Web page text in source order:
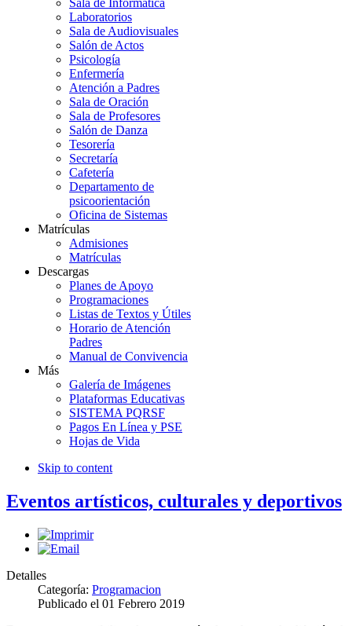
Laboratorios
Sala de Audiovisuales
Salón de Actos
Psicología
Enfermería
Atención a Padres
Sala de Oración
Sala de Profesores
Salón de Danza
Tesorería
Secretaría
Cafetería
Departamento de
psicoorientación
Oficina de Sistemas
Matrículas
Admisiones
Matrículas
Descargas
Planes de Apoyo
Programaciones
Listas de Textos y Útiles
Horario de Atención
Padres
Manual de Convivencia
Más
Galería de Imágenes
Plataformas Educativas
SISTEMA PQRSF
Pagos En Línea y PSE
Hojas de Vida
Skip to content
Eventos artísticos, culturales y deportivos
Detalles
Categoría: Programacion
Publicado el 01 Febrero 2019